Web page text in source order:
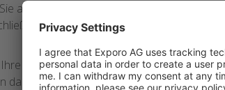
auf den Link in der E-Mail um Ihre
Angaben und geben Sie Ihren
das Feld „ Registrierungscode“ ein.